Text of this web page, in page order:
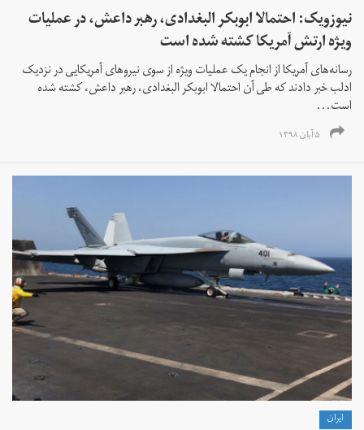
نیوزویک: احتمالا ابوبکر البغدادی، رهبر داعش، در عملیات
ویژه ارتش آمریکا کشته شده است
رسانه‌های آمریکا از انجام یک عملیات ویژه از سوی نیروهای آمریکایی در نزدیک
ادلب خبر دادند که طی آن احتمالا ابوبکر البغدادی، رهبر داعش، کشته شده
است...
۵ آبان ۱۳۹۸
ايران